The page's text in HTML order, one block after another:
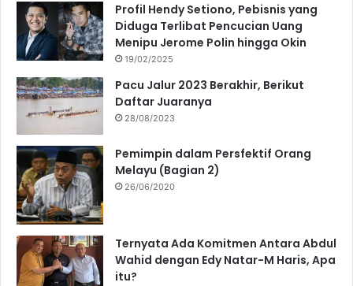
Profil Hendy Setiono, Pebisnis yang
Diduga Terlibat Pencucian Uang
Menipu Jerome Polin hingga Okin
19/02/2025
Pacu Jalur 2023 Berakhir, Berikut
Daftar Juaranya
28/08/2023
Pemimpin dalam Persfektif Orang
Melayu (Bagian 2)
26/06/2020
Ternyata Ada Komitmen Antara Abdul
Wahid dengan Edy Natar-M Haris, Apa
itu?